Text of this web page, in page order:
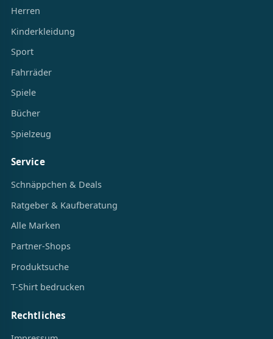
Herren
Kinderkleidung
Sport
Fahrräder
Spiele
Bücher
Spielzeug
Service
Schnäppchen & Deals
Ratgeber & Kaufberatung
Alle Marken
Partner-Shops
Produktsuche
T-Shirt bedrucken
Rechtliches